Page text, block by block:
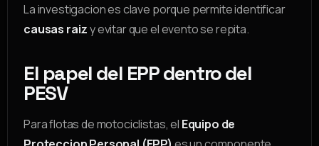
La investigacion es clave porque permite identificar
causas raizy evitar que el evento se repita.
El papel del EPP dentro del
PESV
Para flotas de motociclistas, el Equipo de